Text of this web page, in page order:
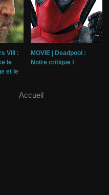
VIII :
le
et le
MOVIE | Deadpool :
Notre critique !
Accueil